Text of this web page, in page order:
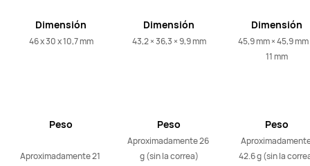
Dimensión
46 x 30 x 10,7 mm
Peso
Aproximadamente 21
Dimensión
43,2 × 36,3 × 9,9 mm
Peso
Aproximadamente 26
g (sin la correa)
Dimensión
45,9 mm × 45,9 mm
11 mm
Peso
42.6 g (sin la